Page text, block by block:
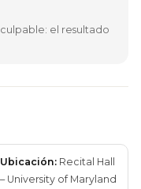
el resultado
Ubicación Recital Hall
– University of Maryland